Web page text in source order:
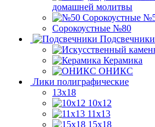
домашней молитвы
Сорокоустные №80
Подсвечники
Керамика
ОНИКС
Лики полиграфические
13x18
10x12
11х13
15х18